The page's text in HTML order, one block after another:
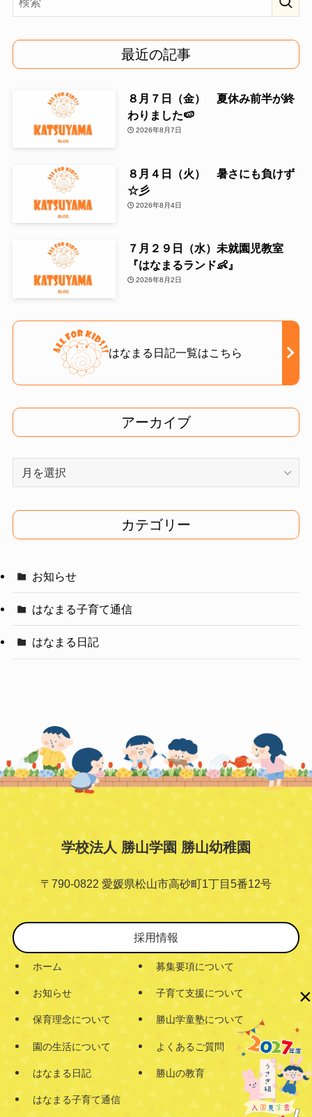
最近の記事
８月７日（金） 夏休み前半が終
わりました🍉
2026年8月7日
８月４日（火） 暑さにも負けず
☆彡
2026年8月4日
７月２９日（水）未就園児教室
『はなまるランド👶』
2026年8月2日
はなまる日記一覧はこちら
アーカイブ
イ
ブ
カテゴリー
お知らせ
はなまる子育て通信
はなまる日記
学校法人 勝山学園 勝山幼稚園
〒790-0822 愛媛県松山市高砂町1丁目5番12号
採用情報
ホーム
お知らせ
保育理念について
園の生活について
はなまる日記
はなまる子育て通信
募集要項について
子育て支援について
勝山学童塾について
よくあるご質問
勝山の教育
×